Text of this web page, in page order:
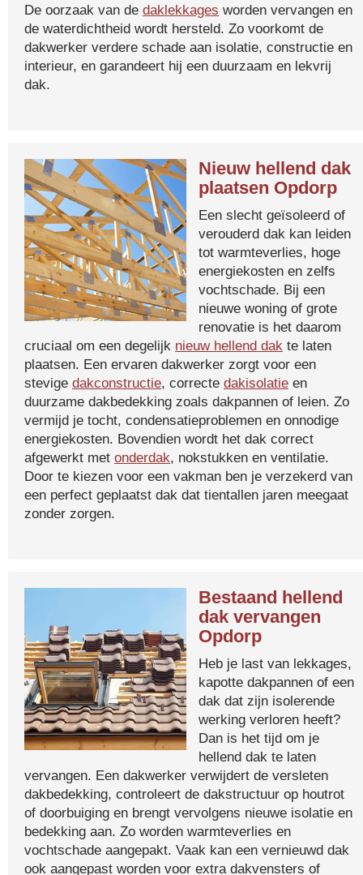
De oorzaak van de daklekkages worden vervangen en
de waterdichtheid wordt hersteld. Zo voorkomt de
dakwerker verdere schade aan isolatie, constructie en
interieur, en garandeert hij een duurzaam en lekvrij
dak.
Nieuw hellend dak
plaatsen Opdorp
Een slecht geïsoleerd of
verouderd dak kan leiden
tot warmteverlies, hoge
energiekosten en zelfs
vochtschade. Bij een
nieuwe woning of grote
renovatie is het daarom
cruciaal om een degelijk nieuw hellend dak te laten
plaatsen. Een ervaren dakwerker zorgt voor een
stevige dakconstructie, correcte dakisolatie en
duurzame dakbedekking zoals dakpannen of leien. Zo
vermijd je tocht, condensatieproblemen en onnodige
energiekosten. Bovendien wordt het dak correct
afgewerkt met onderdak, nokstukken en ventilatie.
Door te kiezen voor een vakman ben je verzekerd van
een perfect geplaatst dak dat tientallen jaren meegaat
zonder zorgen.
Bestaand hellend
dak vervangen
Opdorp
Heb je last van lekkages,
kapotte dakpannen of een
dak dat zijn isolerende
werking verloren heeft?
Dan is het tijd om je
hellend dak te laten
vervangen. Een dakwerker verwijdert de versleten
dakbedekking, controleert de dakstructuur op houtrot
of doorbuiging en brengt vervolgens nieuwe isolatie en
bedekking aan. Zo worden warmteverlies en
vochtschade aangepakt. Vaak kan een vernieuwd dak
ook aangepast worden voor extra dakvensters of